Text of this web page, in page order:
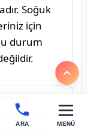
ARA MENÜ
Soğuk
için
durum
Sistemli